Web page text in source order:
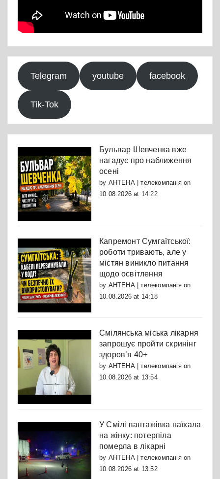
Telegram youtube facebook
Tik-Tok
Бульвар Шевченка вже
нагадує про наближення
осені
by АНТЕНА | телекомпаніяon
10.08.2026 at 14:22
Капремонт Сумгаїтської:
роботи тривають, але у
містян виникло питання
щодо освітлення
by АНТЕНА | телекомпаніяon
10.08.2026 at 14:18
Смілянська міська лікарня
запрошує пройти скринінг
здоров’я 40+
by АНТЕНА | телекомпаніяon
10.08.2026 at 13:54
У Смілі вантажівка наїхала
на жінку: потерпіла
померла в лікарні
by АНТЕНА | телекомпаніяon
10.08.2026 at 13:52